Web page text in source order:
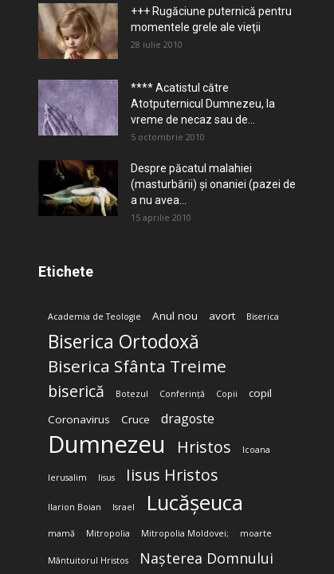
+++ Rugăciune puternică pentru
momentele grele ale vieţii
28 iulie 2010
**** Acatistul către
Atotputernicul Dumnezeu, la
vreme de necaz sau de...
5 octombrie 2010
Despre păcatul malahiei
(masturbării) şi onaniei (pazei de
a nu avea...
15 aprilie 2010
Etichete
Academia de Teologie Anul nou avort Biserica
Biserica Ortodoxă
Biserica Sfânta Treime
biserică Botezul Conferință Copii
copil
Coronavirus
Cruce dragoste
Dumnezeu Hristos Icoana
Ierusalim Iisus Iisus Hristos
Ilarion Boian Israel Lucășeuca
mamă Mitropolia Mitropolia Moldovei; moarte
Mântuitorul Hristos Nașterea Domnului